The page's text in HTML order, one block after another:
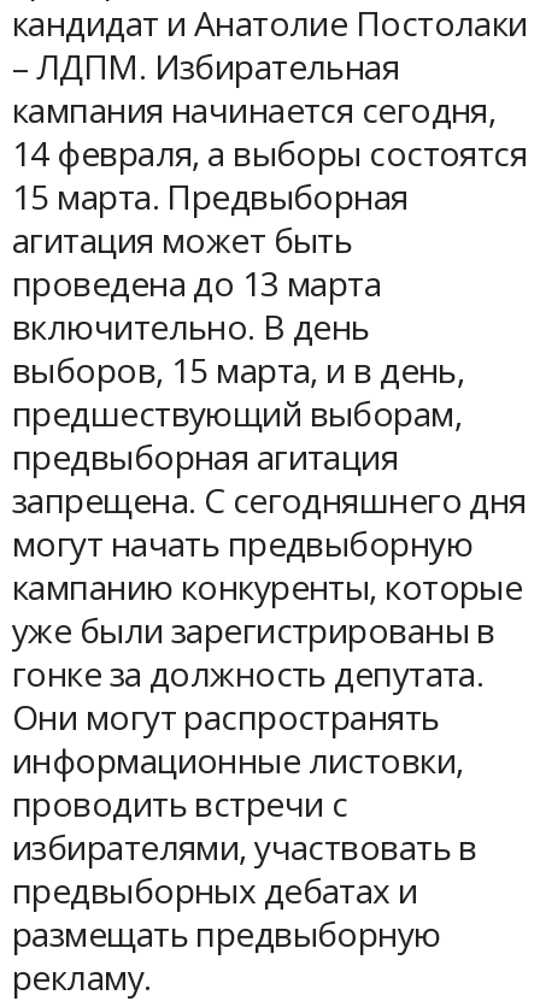
кандидат и Анатолие Постолаки
– ЛДПМ. Избирательная
кампания начинается сегодня,
14 февраля, а выборы состоятся
15 марта. Предвыборная
агитация может быть
проведена до 13 марта
включительно. В день
выборов, 15 марта, и в день,
предшествующий выборам,
предвыборная агитация
запрещена. С сегодняшнего дня
могут начать предвыборную
кампанию конкуренты, которые
уже были зарегистрированы в
гонке за должность депутата.
Они могут распространять
информационные листовки,
проводить встречи с
избирателями, участвовать в
предвыборных дебатах и
размещать предвыборную
рекламу.